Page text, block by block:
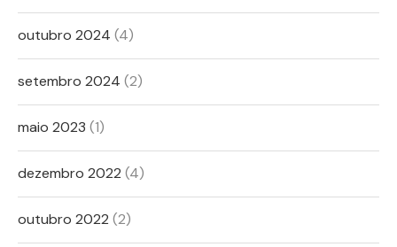
outubro 2024 (4)
setembro 2024 (2)
maio 2023 (1)
dezembro 2022 (4)
outubro 2022 (2)